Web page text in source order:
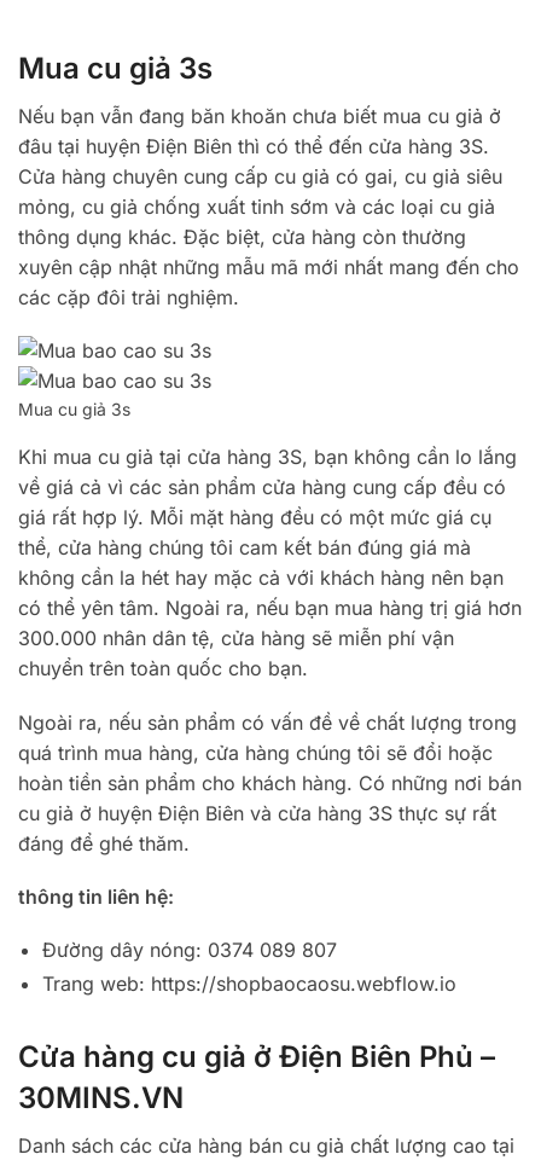
Mua cu giả 3s
Nếu bạn vẫn đang băn khoăn chưa biết mua cu giả ở
đâu tại huyện Điện Biên thì có thể đến cửa hàng 3S.
Cửa hàng chuyên cung cấp cu giả có gai, cu giả siêu
mỏng, cu giả chống xuất tinh sớm và các loại cu giả
thông dụng khác. Đặc biệt, cửa hàng còn thường
xuyên cập nhật những mẫu mã mới nhất mang đến cho
các cặp đôi trải nghiệm.
Mua cu giả 3s
Khi mua cu giả tại cửa hàng 3S, bạn không cần lo lắng
về giá cả vì các sản phẩm cửa hàng cung cấp đều có
giá rất hợp lý. Mỗi mặt hàng đều có một mức giá cụ
thể, cửa hàng chúng tôi cam kết bán đúng giá mà
không cần la hét hay mặc cả với khách hàng nên bạn
có thể yên tâm. Ngoài ra, nếu bạn mua hàng trị giá hơn
300.000 nhân dân tệ, cửa hàng sẽ miễn phí vận
chuyển trên toàn quốc cho bạn.
Ngoài ra, nếu sản phẩm có vấn đề về chất lượng trong
quá trình mua hàng, cửa hàng chúng tôi sẽ đổi hoặc
hoàn tiền sản phẩm cho khách hàng. Có những nơi bán
cu giả ở huyện Điện Biên và cửa hàng 3S thực sự rất
đáng để ghé thăm.
thông tin liên hệ:
Đường dây nóng: 0374 089 807
Trang web: https://shopbaocaosu.webflow.io
Cửa hàng cu giả ở Điện Biên Phủ –
30MINS.VN
Danh sách các cửa hàng bán cu giả chất lượng cao tại